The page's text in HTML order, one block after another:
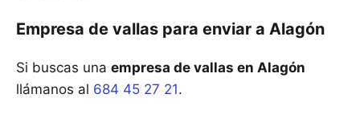
Empresa de vallas para enviar a Alagón
Si buscas una empresa de vallas en Alagón
llámanos al 684 45 27 21.